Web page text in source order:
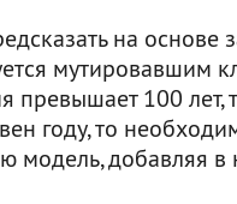
на основе
мутировавшим
превышает 100 лет,
году, то
модель, добавляя